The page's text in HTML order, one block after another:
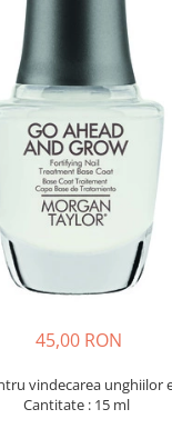
45,00 RON
vindecarea unghiilor
Cantitate : 15 ml